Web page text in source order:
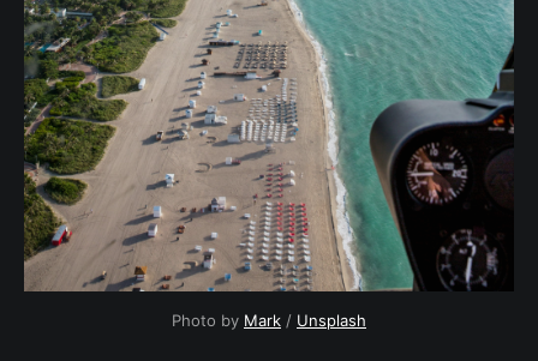
Photo by Mark / Unsplash